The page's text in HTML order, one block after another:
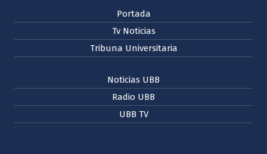
Portada
Tv Noticias
Tribuna Universitaria
Noticias UBB
Radio UBB
UBB TV